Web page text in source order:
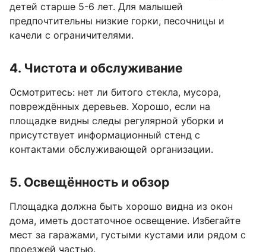
детей старше 5-6 лет. Для малышей
предпочтительны низкие горки, песочницы и
качели с ограничителями.
4. Чистота и обслуживание
Осмотритесь: нет ли битого стекла, мусора,
повреждённых деревьев. Хорошо, если на
площадке видны следы регулярной уборки и
присутствует информационный стенд с
контактами обслуживающей организации.
5. Освещённость и обзор
Площадка должна быть хорошо видна из окон
дома, иметь достаточное освещение. Избегайте
мест за гаражами, густыми кустами или рядом с
проезжей частью.